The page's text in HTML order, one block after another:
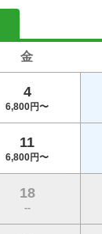
金
4
6,800円〜
11
6,800円〜
18
--